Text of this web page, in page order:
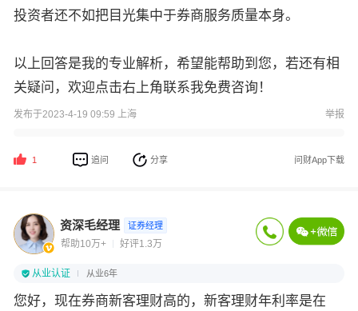
投资者还不如把目光集中于券商服务质量本身。
以上回答是我的专业解析，希望能帮助到您，若还有相
关疑问，欢迎点击右上角联系我免费咨询！
发布于2023-4-19 09:59 上海 举报
1 追问 分享 问财App下载
资深毛经理 证券经理
帮助10万+ 好评1.3万
从业认证 从业6年
您好，现在券商新客理财高的，新客理财年利率是在